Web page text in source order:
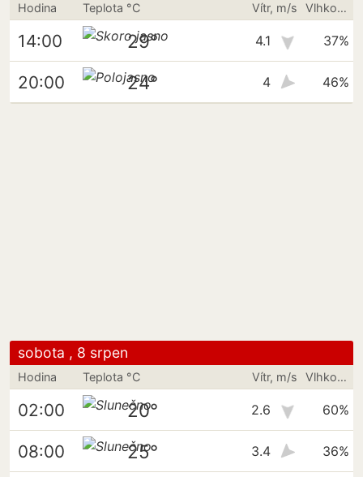
Hodina Teplota °C Vítr, m/s Vlhkost vzduchu
14:00 29° 4.1 37%
20:00 24° 4 46%
sobota , 8 srpen
Hodina Teplota °C Vítr, m/s Vlhkost vzduchu
02:00 20° 2.6 60%
08:00 25° 3.4 36%